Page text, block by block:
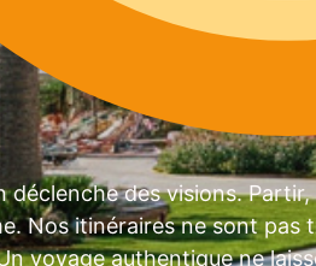
des visions. Partir,
Nos itinéraires ne sont pas
voyage authentique ne